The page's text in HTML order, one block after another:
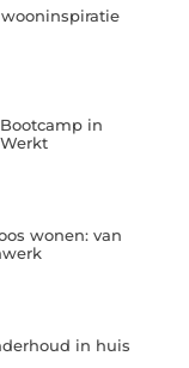
in
wonen: van
in huis